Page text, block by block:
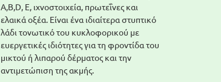
A,Β,D, Ε, ιχνοστοιχεία, πρωτεΐνες και
ελαικά οξέα. Είναι ένα ιδιαίτερα στυπτικό
λάδι τονωτικό του κυκλοφορικού με
ευεργετικές ιδιότητες για τη φροντίδα του
μικτού ή λιπαρού δέρματος και την
αντιμετώπιση της ακμής.